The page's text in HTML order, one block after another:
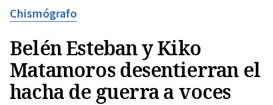
Chismógrafo
Belén Esteban y Kiko
Matamoros desentierran el
hacha de guerra a voces